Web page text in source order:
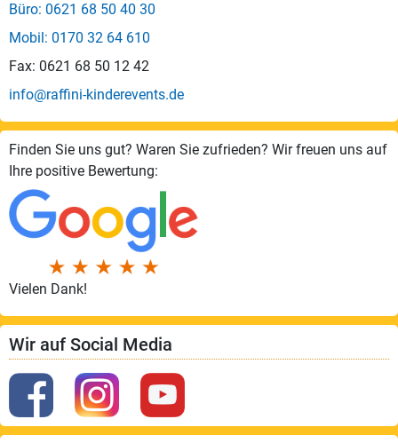
Jobs
Partner/Links
Büro: 0621 68 50 40 30
Mobil: 0170 32 64 610
Fax: 0621 68 50 12 42
info@raffini-kinderevents.de
Finden Sie uns gut? Waren Sie zufrieden? Wir freuen uns auf
Ihre positive Bewertung:
Vielen Dank!
Wir auf Social Media